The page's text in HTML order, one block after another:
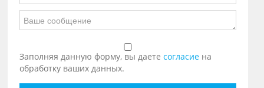
Заполняя данную форму, вы даетесогласие на
обработку ваших данных.